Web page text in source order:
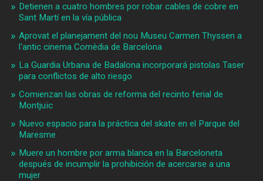
Detienen a cuatro hombres por robar cables de cobre en
Sant Martí en la vía pública
Aprovat el planejament del nou Museu Carmen Thyssen a
l'antic cinema Comèdia de Barcelona
La Guardia Urbana de Badalona incorporará pistolas Taser
para conflictos de alto riesgo
Comienzan las obras de reforma del recinto ferial de
Montjuïc
Nuevo espacio para la práctica del skate en el Parque del
Maresme
Muere un hombre por arma blanca en la Barceloneta
después de incumplir la prohibición de acercarse a una
mujer